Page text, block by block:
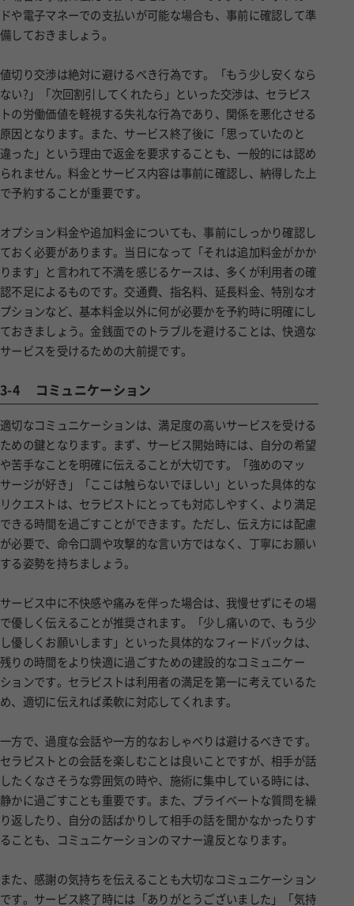
ドや電子マネーでの支払いが可能な場合も、事前に確認して準
備しておきましょう。
値切り交渉は絶対に避けるべき行為です。「もう少し安くなら
ない?」「次回割引してくれたら」といった交渉は、セラピス
トの労働価値を軽視する失礼な行為であり、関係を悪化させる
原因となります。また、サービス終了後に「思っていたのと
違った」という理由で返金を要求することも、一般的には認め
られません。料金とサービス内容は事前に確認し、納得した上
で予約することが重要です。
オプション料金や追加料金についても、事前にしっかり確認し
ておく必要があります。当日になって「それは追加料金がかか
ります」と言われて不満を感じるケースは、多くが利用者の確
認不足によるものです。交通費、指名料、延長料金、特別なオ
プションなど、基本料金以外に何が必要かを予約時に明確にし
ておきましょう。金銭面でのトラブルを避けることは、快適な
サービスを受けるための大前提です。
3-4 コミュニケーション
適切なコミュニケーションは、満足度の高いサービスを受ける
ための鍵となります。まず、サービス開始時には、自分の希望
や苦手なことを明確に伝えることが大切です。「強めのマッ
サージが好き」「ここは触らないでほしい」といった具体的な
リクエストは、セラピストにとっても対応しやすく、より満足
できる時間を過ごすことができます。ただし、伝え方には配慮
が必要で、命令口調や攻撃的な言い方ではなく、丁寧にお願い
する姿勢を持ちましょう。
サービス中に不快感や痛みを伴った場合は、我慢せずにその場
で優しく伝えることが推奨されます。「少し痛いので、もう少
し優しくお願いします」といった具体的なフィードバックは、
残りの時間をより快適に過ごすための建設的なコミュニケー
ションです。セラピストは利用者の満足を第一に考えているた
め、適切に伝えれば柔軟に対応してくれます。
一方で、過度な会話や一方的なおしゃべりは避けるべきです。
セラピストとの会話を楽しむことは良いことですが、相手が話
したくなさそうな雰囲気の時や、施術に集中している時には、
静かに過ごすことも重要です。また、プライベートな質問を繰
り返したり、自分の話ばかりして相手の話を聞かなかったりす
ることも、コミュニケーションのマナー違反となります。
また、感謝の気持ちを伝えることも大切なコミュニケーション
です。サービス終了時には「ありがとうございました」「気持